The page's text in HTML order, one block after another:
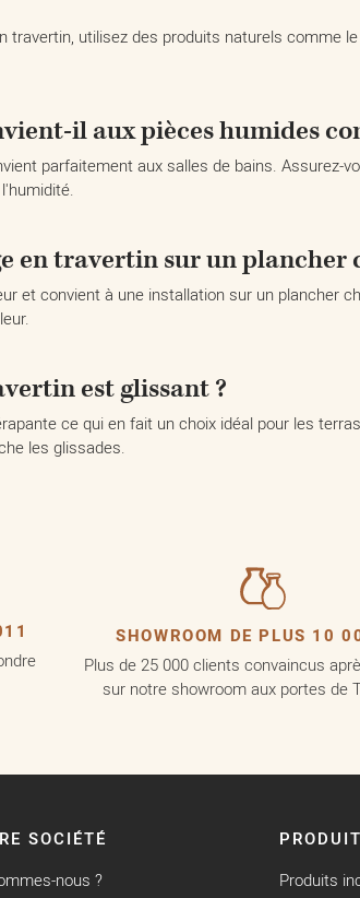
travertin, utilisez des produits naturels comme
il aux pièces humides
parfaitement aux salles de bains. Assurez-
en travertin sur un plancher
et convient à une installation sur un plancher
est glissant ?
ce qui en fait un choix idéal pour les
les glissades.
SHOWROOM DE PLUS 10
Plus de 25 000 clients convaincus
sur notre showroom aux portes de
SOCIÉTÉ
nous ?
Produits